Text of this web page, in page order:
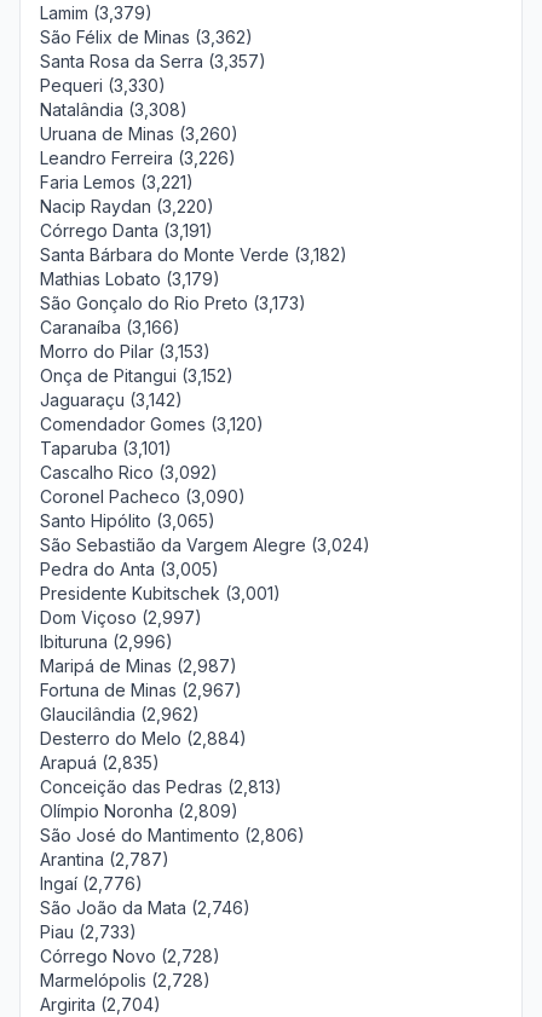
Lamim (3,379)
São Félix de Minas (3,362)
Santa Rosa da Serra (3,357)
Pequeri (3,330)
Natalândia (3,308)
Uruana de Minas (3,260)
Leandro Ferreira (3,226)
Faria Lemos (3,221)
Nacip Raydan (3,220)
Córrego Danta (3,191)
Santa Bárbara do Monte Verde (3,182)
Mathias Lobato (3,179)
São Gonçalo do Rio Preto (3,173)
Caranaíba (3,166)
Morro do Pilar (3,153)
Onça de Pitangui (3,152)
Jaguaraçu (3,142)
Comendador Gomes (3,120)
Taparuba (3,101)
Cascalho Rico (3,092)
Coronel Pacheco (3,090)
Santo Hipólito (3,065)
São Sebastião da Vargem Alegre (3,024)
Pedra do Anta (3,005)
Presidente Kubitschek (3,001)
Dom Viçoso (2,997)
Ibituruna (2,996)
Maripá de Minas (2,987)
Fortuna de Minas (2,967)
Glaucilândia (2,962)
Desterro do Melo (2,884)
Arapuá (2,835)
Conceição das Pedras (2,813)
Olímpio Noronha (2,809)
São José do Mantimento (2,806)
Arantina (2,787)
Ingaí (2,776)
São João da Mata (2,746)
Piau (2,733)
Córrego Novo (2,728)
Marmelópolis (2,728)
Argirita (2,704)